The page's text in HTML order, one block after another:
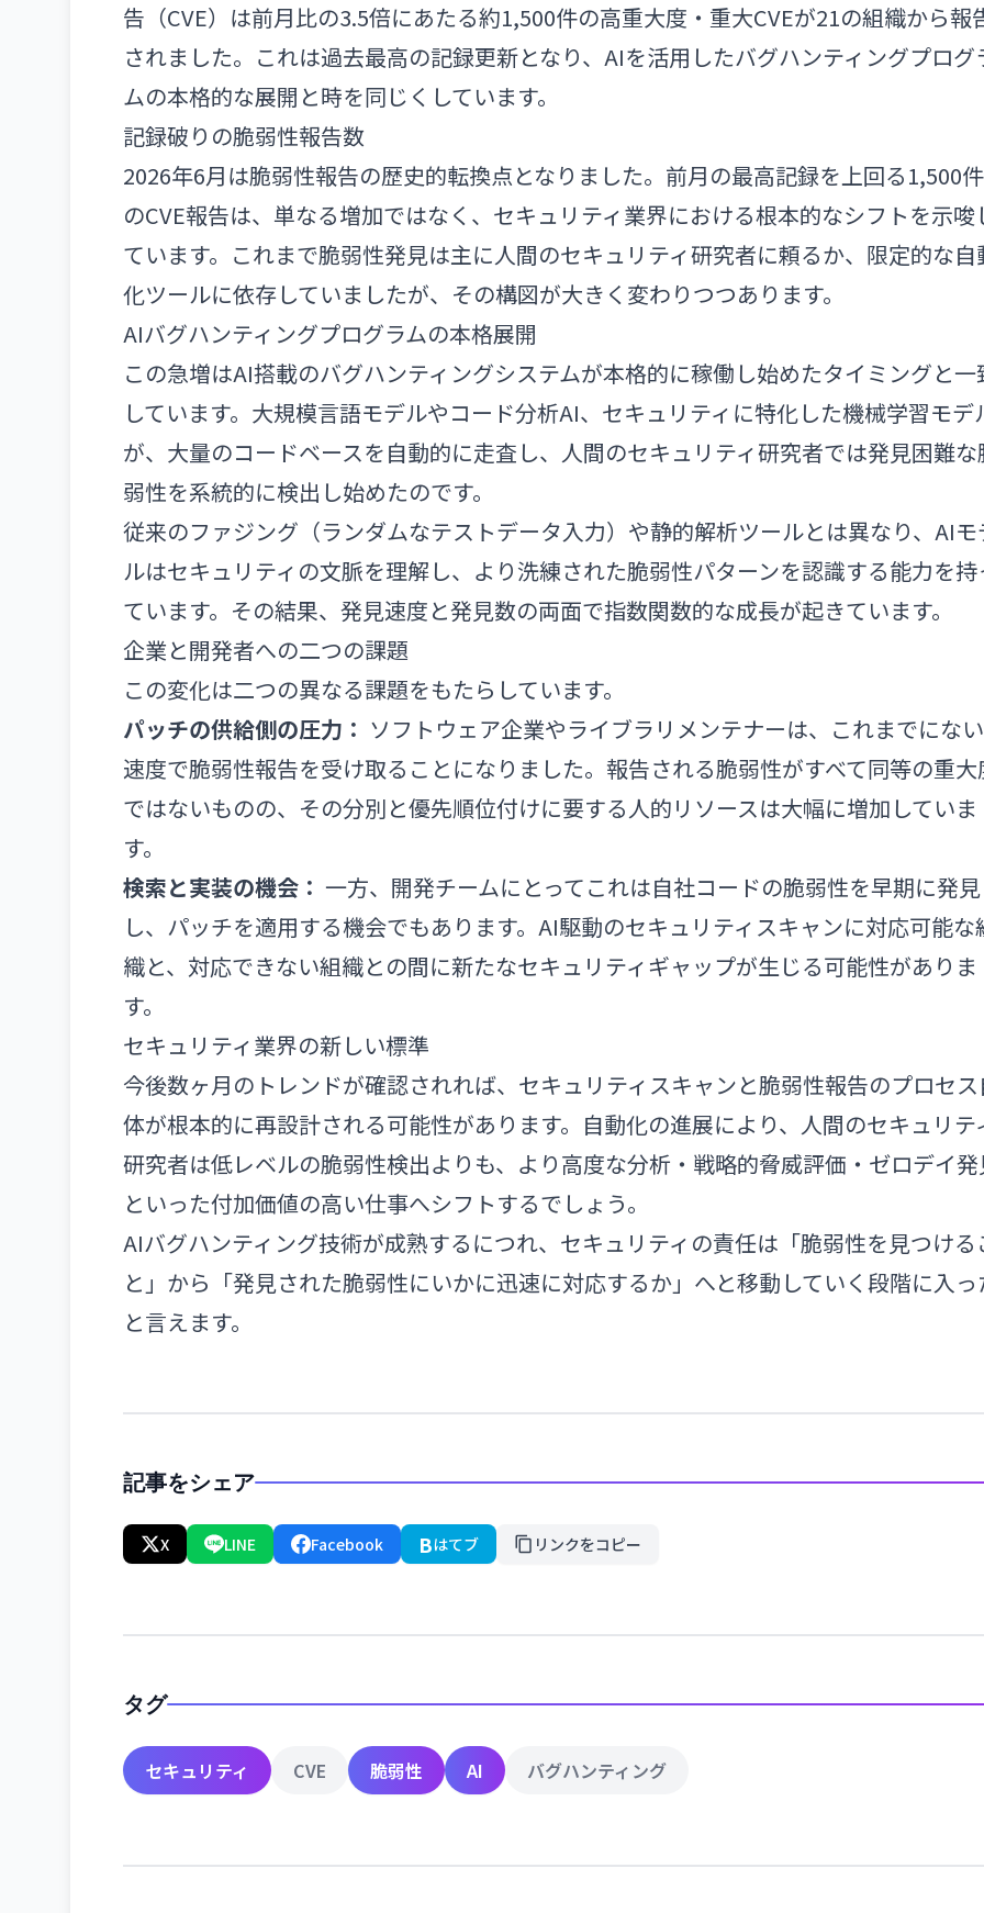
告（CVE）は前月比の3.5倍にあたる約1,500件の高重大度・重大CVEが21の組織から報
されました。これは過去最高の記録更新となり、AIを活用したバグハンティングプログ
ムの本格的な展開と時を同じくしています。
記録破りの脆弱性報告数
2026年6月は脆弱性報告の歴史的転換点となりました。前月の最高記録を上回る1,500件
のCVE報告は、単なる増加ではなく、セキュリティ業界における根本的なシフトを示唆
ています。これまで脆弱性発見は主に人間のセキュリティ研究者に頼るか、限定的な自
化ツールに依存していましたが、その構図が大きく変わりつつあります。
AIバグハンティングプログラムの本格展開
この急増はAI搭載のバグハンティングシステムが本格的に稼働し始めたタイミングと一
しています。大規模言語モデルやコード分析AI、セキュリティに特化した機械学習モデ
が、大量のコードベースを自動的に走査し、人間のセキュリティ研究者では発見困難な
弱性を系統的に検出し始めたのです。
従来のファジング（ランダムなテストデータ入力）や静的解析ツールとは異なり、AIモ
ルはセキュリティの文脈を理解し、より洗練された脆弱性パターンを認識する能力を持
ています。その結果、発見速度と発見数の両面で指数関数的な成長が起きています。
企業と開発者への二つの課題
この変化は二つの異なる課題をもたらしています。
パッチの供給側の圧力： ソフトウェア企業やライブラリメンテナーは、これまでにない
速度で脆弱性報告を受け取ることになりました。報告される脆弱性がすべて同等の重大
ではないものの、その分別と優先順位付けに要する人的リソースは大幅に増加していま
す。
検索と実装の機会： 一方、開発チームにとってこれは自社コードの脆弱性を早期に発見
し、パッチを適用する機会でもあります。AI駆動のセキュリティスキャンに対応可能な
織と、対応できない組織との間に新たなセキュリティギャップが生じる可能性がありま
す。
セキュリティ業界の新しい標準
今後数ヶ月のトレンドが確認されれば、セキュリティスキャンと脆弱性報告のプロセス
体が根本的に再設計される可能性があります。自動化の進展により、人間のセキュリテ
研究者は低レベルの脆弱性検出よりも、より高度な分析・戦略的脅威評価・ゼロデイ
といった付加価値の高い仕事へシフトするでしょう。
AIバグハンティング技術が成熟するにつれ、セキュリティの責任は「脆弱性を見つける
と」から「発見された脆弱性にいかに迅速に対応するか」へと移動していく段階に入っ
と言えます。
記事をシェア
X LINE Facebook Bはてブ リンクをコピー
タグ
セキュリティ CVE 脆弱性 AI バグハンティング